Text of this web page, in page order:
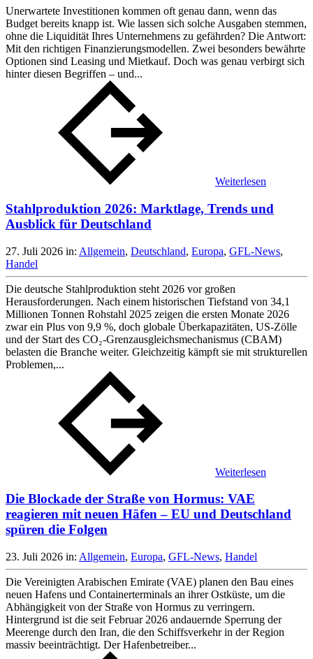
Unerwartete Investitionen kommen oft genau dann, wenn das
Budget bereits knapp ist. Wie lassen sich solche Ausgaben stemmen,
ohne die Liquidität Ihres Unternehmens zu gefährden? Die Antwort:
Mit den richtigen Finanzierungsmodellen. Zwei besonders bewährte
Optionen sind Leasing und Mietkauf. Doch was genau verbirgt sich
hinter diesen Begriffen – und...
Weiterlesen
Stahlproduktion 2026: Marktlage, Trends und
Ausblick für Deutschland
27. Juli 2026 in: Allgemein, Deutschland, Europa, GFL-News,
Handel
Die deutsche Stahlproduktion steht 2026 vor großen
Herausforderungen. Nach einem historischen Tiefstand von 34,1
Millionen Tonnen Rohstahl 2025 zeigen die ersten Monate 2026
zwar ein Plus von 9,9 %, doch globale Überkapazitäten, US-Zölle
und der Start des CO₂-Grenzausgleichsmechanismus (CBAM)
belasten die Branche weiter. Gleichzeitig kämpft sie mit strukturellen
Problemen,...
Weiterlesen
Die Blockade der Straße von Hormus: VAE
reagieren mit neuen Häfen – EU und Deutschland
spüren die Folgen
23. Juli 2026 in: Allgemein, Europa, GFL-News, Handel
Die Vereinigten Arabischen Emirate (VAE) planen den Bau eines
neuen Hafens und Containerterminals an ihrer Ostküste, um die
Abhängigkeit von der Straße von Hormus zu verringern.
Hintergrund ist die seit Februar 2026 andauernde Sperrung der
Meerenge durch den Iran, die den Schiffsverkehr in der Region
massiv beeinträchtigt. Der Hafenbetreiber...